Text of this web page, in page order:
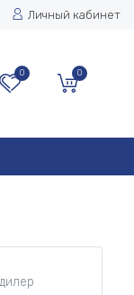
Личный кабинет
0 0